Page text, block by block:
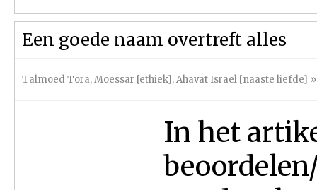
Een goede naam overtreft alles
Talmoed Tora,Moessar [ethiek],Ahavat Israel [naaste liefde] »
In het